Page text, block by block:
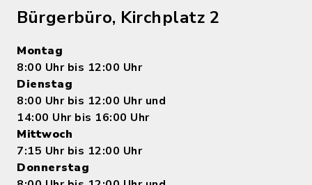
Bürgerbüro, Kirchplatz 2
Montag
8:00 Uhr bis 12:00 Uhr
Dienstag
8:00 Uhr bis 12:00 Uhr und
14:00 Uhr bis 16:00 Uhr
Mittwoch
7:15 Uhr bis 12:00 Uhr
Donnerstag